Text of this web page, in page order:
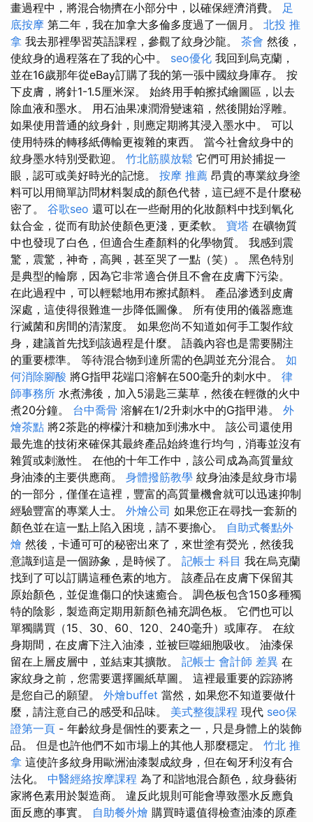
畫過程中，將混合物擠在小部分中，以確保經濟消費。 足
底按摩 第二年，我在加拿大多倫多度過了一個月。 北投 推
拿 我去那裡學習英語課程，參觀了紋身沙龍。 茶會 然後，
使紋身的過程落在了我的心中。 seo優化 我回到烏克蘭，
並在16歲那年從eBay訂購了我的第一張中國紋身庫存。 按
下皮膚，將針1-1.5厘米深。 始終用手帕擦拭繪圖區，以去
除血液和墨水。 用石油果凍潤滑變速箱，然後開始浮雕。
如果使用普通的紋身針，則應定期將其浸入墨水中。 可以
使用特殊的轉移紙傳輸更複雜的東西。 當今社會紋身中的
紋身墨水特別受歡迎。 竹北筋膜放鬆 它們可用於捕捉一
眼，認可或美好時光的記憶。 按摩 推薦 昂貴的專業紋身塗
料可以用簡單訪問材料製成的顏色代替，這已經不是什麼秘
密了。 谷歌seo 還可以在一些耐用的化妝顏料中找到氧化
鈦合金，從而有助於使顏色更淺，更柔軟。 寶塔 在礦物質
中也發現了白色，但適合生產顏料的化學物質。 我感到震
驚，震驚，神奇，高興，甚至哭了一點（笑）。 黑色特別
是典型的輪廓，因為它非常適合併且不會在皮膚下污染。
在此過程中，可以輕鬆地用布擦拭顏料。 產品滲透到皮膚
深處，這使得很難進一步降低圖像。 所有使用的儀器應進
行滅菌和房間的清潔度。 如果您尚不知道如何手工製作紋
身，建議首先找到該過程是什麼。 語義內容也是需要關注
的重要標準。 等待混合物到達所需的色調並充分混合。 如
何消除腳酸 將G指甲花端口溶解在500毫升的刺水中。 律
師事務所 水煮沸後，加入5湯匙三葉草，然後在輕微的火中
煮20分鐘。 台中喬骨 溶解在1/2升刺水中的G指甲港。 外
燴茶點 將2茶匙的檸檬汁和糖加到沸水中。 該公司還使用
最先進的技術來確保其最終產品始終進行均勻，消毒並沒有
雜質或刺激性。 在他的十年工作中，該公司成為高質量紋
身油漆的主要供應商。 身體撥筋教學 紋身油漆是紋身市場
的一部分，僅僅在這裡，豐富的高質量機會就可以迅速抑制
經驗豐富的專業人士。 外燴公司 如果您正在尋找一套新的
顏色並在這一點上陷入困​​境，請不要擔心。 自助式餐點外
燴 然後，卡通可可的秘密出來了，來世塗有熒光，然後我
意識到這是一個跡象，是時候了。 記帳士 科目 我在烏克蘭
找到了可以訂購這種色素的地方。 該產品在皮膚下保留其
原始顏色，並促進傷口的快速癒合。 調色板包含150多種獨
特的陰影，製造商定期用新顏色補充調色板。 它們也可以
單獨購買（15、30、60、120、240毫升）或庫存。 在紋
身期間，在皮膚下注入油漆，並被巨噬細胞吸收。 油漆保
留在上層皮層中，並結束其擴散。 記帳士 會計師 差異 在
家紋身之前，您需要選擇圖紙草圖。 這裡最重要的踪跡將
是您自己的願望。 外燴buffet 當然，如果您不知道要做什
麼，請注意自己的感受和品味。 美式整復課程 現代 seo保
證第一頁 - 年齡紋身是個性的要素之一，只是身體上的裝飾
品。 但是也許他們不如市場上的其他人那麼穩定。 竹北 推
拿 這使許多紋身用歐洲油漆製成紋身，但在匈牙利沒有合
法化。 中醫經絡按摩課程 為了和諧地混合顏色，紋身藝術
家將色素用於製造商。 違反此規則可能會導致墨水反應負
面反應的事實。 自助餐外燴 購買時還值得檢查油漆的原產